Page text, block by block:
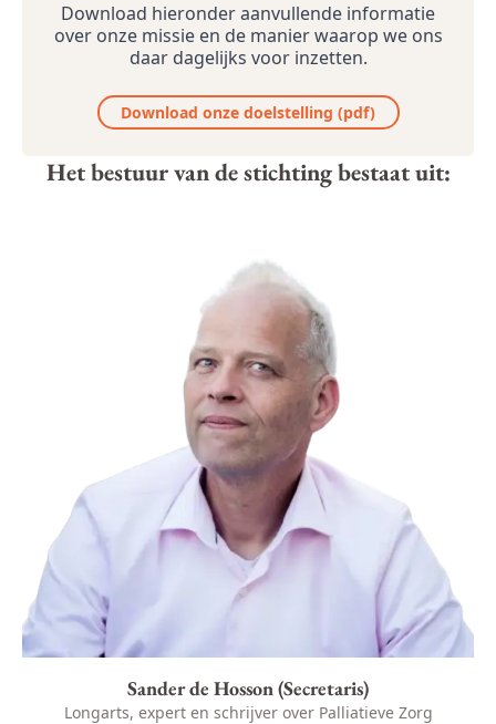
Download hieronder aanvullende informatie
over onze missie en de manier waarop we ons
daar dagelijks voor inzetten.
Download onze doelstelling (pdf)
Het bestuur van de stichting bestaat uit:
Sander de Hosson (Secretaris)
Longarts, expert en schrijver over Palliatieve Zorg